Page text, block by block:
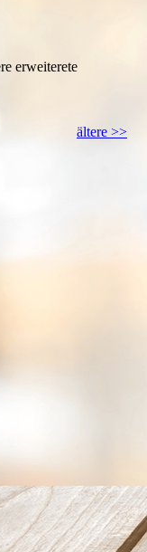
erweiterete
ältere >>